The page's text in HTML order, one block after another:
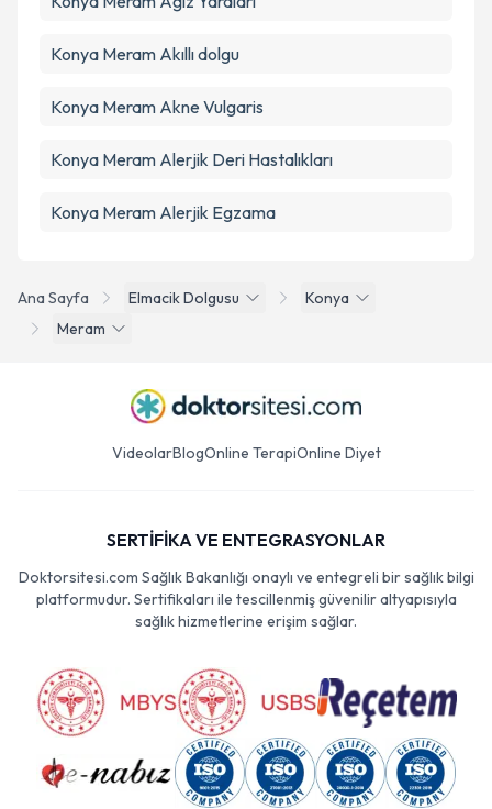
Ana Sayfa Elmacik Dolgusu
Konya
Meram
Konya Meram Akıllı dolgu
Konya Meram Akne Vulgaris
Konya Meram Alerjik Deri Hastalıkları
Konya Meram Alerjik Egzama
VideolarBlogOnline TerapiOnline Diyet
SERTİFİKA VE ENTEGRASYONLAR
Doktorsitesi.com Sağlık Bakanlığı onaylı ve entegreli bir sağlık bilgi
platformudur. Sertifikaları ile tescillenmiş güvenilir altyapısıyla
sağlık hizmetlerine erişim sağlar.